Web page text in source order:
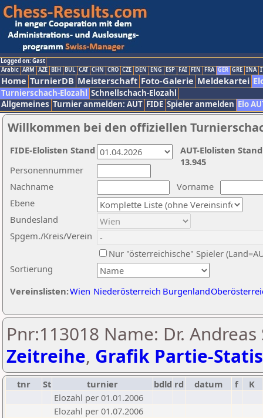
Logged on: Gast
Arabic ARM AZE BIH BUL CAT CHN CRO CZE DEN ENG ESP FAI FIN FRA GER GRE INA
Home TurnierDB Meisterschaft Foto-Galerie Meldekartei
Turnierschach-Elozahl Schnellschach-Elozahl
Allgemeines Turnier anmelden: AUT FIDE Spieler anmelden Elo
Willkommen bei den offiziellen
Nachname
Vorname
Ebene
Sortierung
Personennummer
Bundesland
Spgem./Kreis/Verein
Nur "österreichische" Spieler
Vereinslisten:Wien Niederösterreich Burgenland
AUT-Elolisten
13.945
FIDE-Elolisten Stand
Pnr:113018 Name: Dr. Andreas
Zeitreihe, Grafik Partie-
tnr St turnier bdld rd datum f
K
Elozahl per 01.01.2006
Elozahl per 01.07.2006